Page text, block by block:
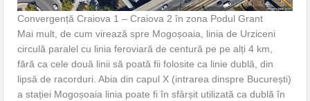
Convergență Craiova 1 – Craiova 2 în zona Podul Grant
Mai mult, de cum virează spre Mogoșoaia, linia de Urziceni
circulă paralel cu linia feroviară de centură pe pe alți 4 km,
fără ca cele două linii să poată fii folosite ca linie dublă, din
lipsă de racorduri. Abia din capul X (intrarea dinspre București)
a stației Mogoșoaia linia poate fi în sfârșit utilizată ca dublă în